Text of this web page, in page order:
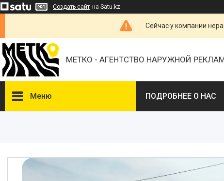
Создать сайт на Satu.kz
Сейчас у компании
МЕТКО - АГЕНТСТВО НАРУЖНОЙ
Меню ПОДРОБНЕЕ О НАС